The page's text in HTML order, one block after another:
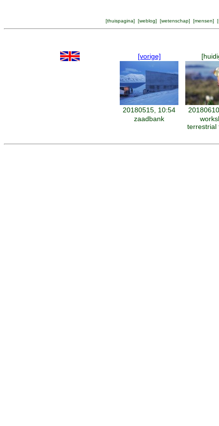
[thuispagina] [weblog] [wetenschap] [mensen] [
[vorige]
20180515, 10:54
zaadbank
terrestrial